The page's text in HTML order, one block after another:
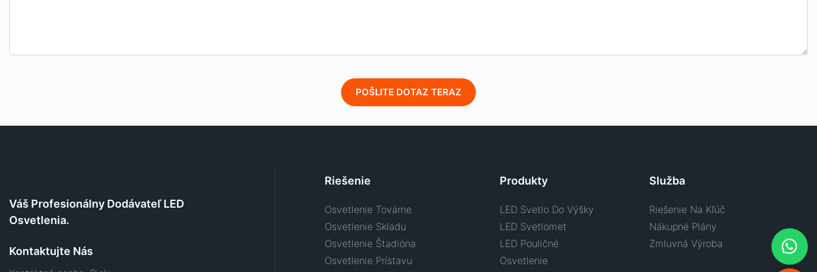
POŠLITE DOTAZ TERAZ
Váš Profesionálny Dodávateľ LED
Osvetlenia.
Kontaktujte Nás
Riešenie
Osvetlenie Továrne
Osvetlenie Skladu
Osvetlenie Štadióna
Osvetlenie Prístavu
Produkty
LED Svetlo Do Výšky
LED Svetlomet
LED Pouličné
Osvetlenie
Služba
Riešenie Na Kľúč
Nákupné Plány
Zmluvná Výroba